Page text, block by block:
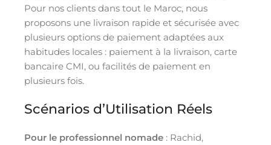
Pour nos clients dans tout le Maroc, nous
proposons une livraison rapide et sécurisée avec
plusieurs options de paiement adaptées aux
habitudes locales : paiement à la livraison, carte
bancaire CMI, ou facilités de paiement en
plusieurs fois.
Scénarios d’Utilisation Réels
Pour le professionnel nomade : Rachid,